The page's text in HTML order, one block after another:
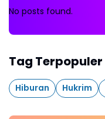
No posts found.
Tag Terpopuler
Hiburan Hukrim